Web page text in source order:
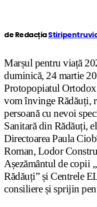
de Redacția
Marșul pentru viață
duminică, 24 martie
Protopopiatul
vom învinge Rădăuți,
persoană cu nevoi
Sanitară din Rădăuți,
Directoarea Paula
Roman, Lodor
Așezământul de copii
Rădăuți” și Centrele
consiliere și sprijin